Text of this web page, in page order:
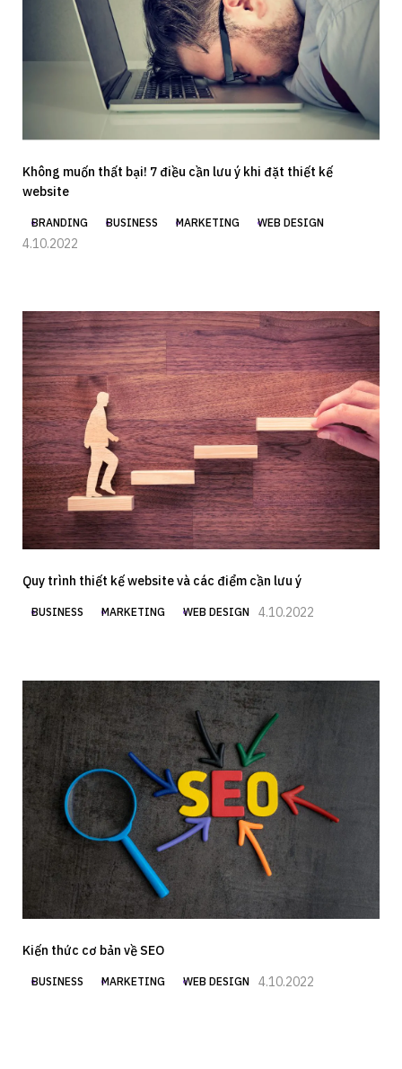
Không muốn thất bại! 7 điều cần lưu ý khi đặt thiết kế
website
BRANDING BUSINESS MARKETING WEB DESIGN
4.10.2022
Quy trình thiết kế website và các điểm cần lưu ý
BUSINESS MARKETING WEB DESIGN 4.10.2022
Kiến thức cơ bản về SEO
BUSINESS MARKETING WEB DESIGN 4.10.2022